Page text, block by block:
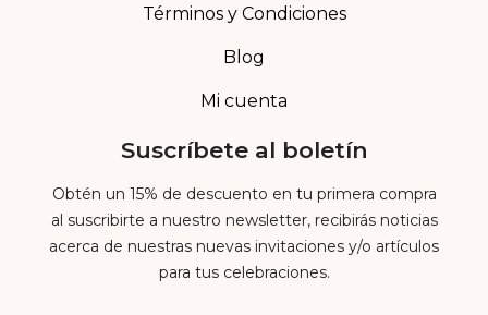
Términos y Condiciones
Blog
Mi cuenta
Suscríbete al boletín
Obtén un 15% de descuento en tu primera compra
al suscribirte a nuestro newsletter, recibirás noticias
acerca de nuestras nuevas invitaciones y/o artículos
para tus celebraciones.